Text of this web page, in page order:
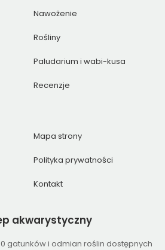
Nawożenie
Rośliny
Paludarium i wabi-kusa
Recenzje
Mapa strony
Polityka prywatności
Kontakt
akwarystyczny
gatunków i odmian roślin dostępnych